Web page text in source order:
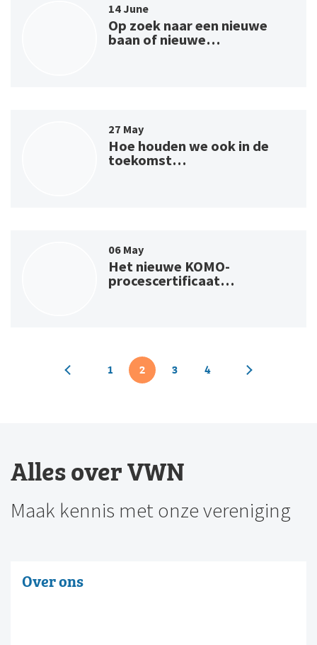
14 June
Op zoek naar een nieuwe
baan of nieuwe…
27 May
Hoe houden we ook in de
toekomst…
06 May
Het nieuwe KOMO-
procescertificaat…
1 2 3 4 Next
Alles over VWN
Maak kennis met onze vereniging
Over ons